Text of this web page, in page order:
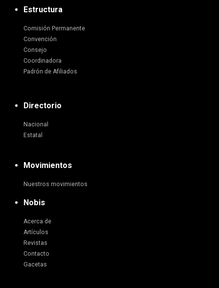
Estructura
Comisión Permanente
Convención
Consejo
Coordinadora
Padrón de Afiliados
Directorio
Nacional
Estatal
Movimientos
Nuestros movimientos
Nobis
Acerca de
Artículos
Revistas
Contacto
Gacetas